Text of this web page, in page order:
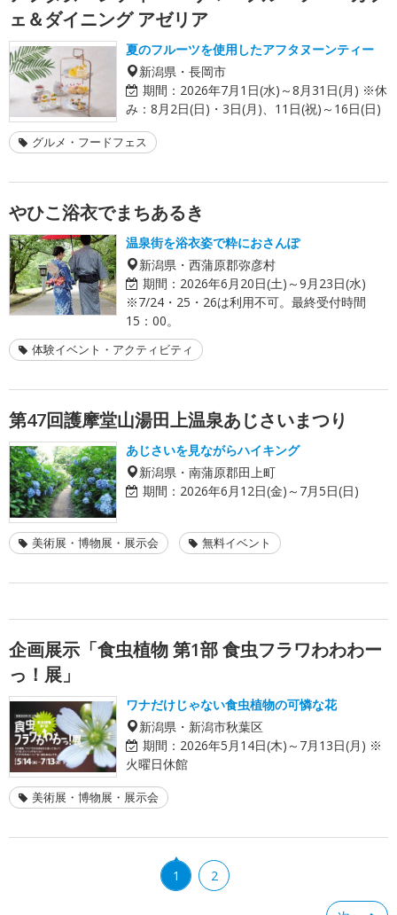
ェ＆ダイニング アゼリア
夏のフルーツを使用したアフタヌーンティー
新潟県・長岡市
期間： 2026年7月1日(水)～8月31日(月) ※休
み：8月2日(日)・3日(月)、11日(祝)～16日(日)
グルメ・フードフェス
やひこ浴衣でまちあるき
温泉街を浴衣姿で粋におさんぽ
新潟県・西蒲原郡弥彦村
期間： 2026年6月20日(土)～9月23日(水)
※7/24・25・26は利用不可。最終受付時間
15：00。
体験イベント・アクティビティ
第47回護摩堂山湯田上温泉あじさいまつり
あじさいを見ながらハイキング
新潟県・南蒲原郡田上町
期間： 2026年6月12日(金)～7月5日(日)
美術展・博物展・展示会 無料イベント
企画展示「食虫植物 第1部 食虫フラワわわわー
っ！展」
ワナだけじゃない食虫植物の可憐な花
新潟県・新潟市秋葉区
期間： 2026年5月14日(木)～7月13日(月) ※
火曜日休館
美術展・博物展・展示会
1 2